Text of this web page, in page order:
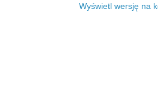
Wyświetl wersję na